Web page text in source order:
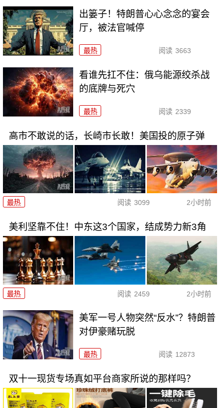
出篓子！特朗普心心念念的宴会
厅，被法官喊停
最热 阅读 3663
看谁先扛不住：俄乌能源绞杀战
的底牌与死穴
最热 阅读 2339
高市不敢说的话，长崎市长敢！美国投的原子弹
最热 阅读 3099 2小时前
美利坚靠不住！中东这3个国家，结成势力新3角
最热 阅读 2459 2小时前
美军一号人物突然“反水”？特朗普
对伊豪赌玩脱
最热 阅读 12873
双十一现货专场真如平台商家所说的那样吗？